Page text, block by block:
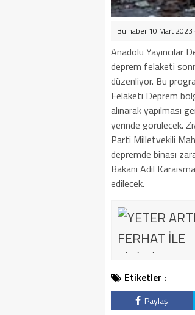
Bu haber 10 Mart
Anadolu Yayıncılar
deprem felaketi
düzenliyor. Bu
Felaketi Deprem
alınarak yapılması
yerinde görülecek.
Parti Milletvekili
depremde binası
Bakanı Adil
edilecek.
Etiketler :
Paylaş